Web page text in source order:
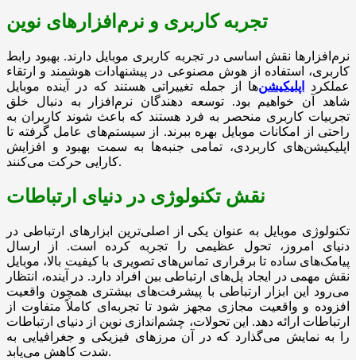
تجربه کاربری و نرم‌افزارهای نوین
نرم‌افزارها نقش اساسی در تجربه کاربری موبایل دارند. بهبود رابط
کاربری، استفاده از هوش مصنوعی در پیشنهادات هوشمند و ارتقاء
عملکرد
اپلیکیشن‌ها از جمله تغییراتی هستند که در آینده موبایل
شاهد آن خواهیم بود. توسعه دهندگان نرم‌افزار به دنبال خلق
تجربیات کاربری منحصر به فرد هستند که باعث شوند کاربران به
راحتی از امکانات موبایل بهره ببرند. از سیستم‌های عامل گرفته تا
اپلیکیشن‌های کاربردی، تمامی جنبه‌ها به سمت بهبود و افزایش
کارایی حرکت می‌کنند.
نقش تکنولوژی در دنیای ارتباطات
تکنولوژی موبایل به عنوان یکی از اصلی‌ترین ابزارهای ارتباطی در
دنیای امروز، تحول عظیمی را تجربه کرده است. از ارسال
پیامک‌های ساده تا برقراری تماس‌های تصویری با کیفیت بالا، موبایل
نقش مهمی در ایجاد پل‌های ارتباطی بین افراد دارد. در آینده، انتظار
می‌رود این ابزار ارتباطی با پیشرفت‌های بیشتری همچون واقعیت
افزوده و واقعیت مجازی مجهز شود تا تجربه‌ای کاملاً متفاوت از
ارتباطات ارائه دهد. این تحولات، چشم‌اندازی نوین از دنیای ارتباطات
را به نمایش می‌گذارد که در آن مرزهای فیزیکی و جغرافیایی به
شدت کاهش می‌یابد.